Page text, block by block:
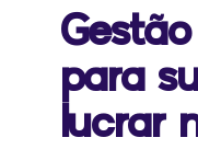
para
lucrar